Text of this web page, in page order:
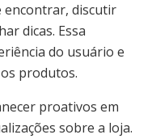
encontrar, discutir
dicas. Essa
do usuário e
produtos.
proativos em
sobre a loja.